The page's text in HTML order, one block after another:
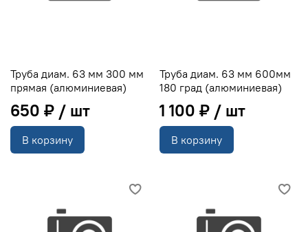
Труба диам. 63 мм 300 мм
прямая (алюминиевая)
650 ₽
В корзину
Труба диам. 63 мм 600мм
180 град (алюминиевая)
1 100 ₽
В корзину